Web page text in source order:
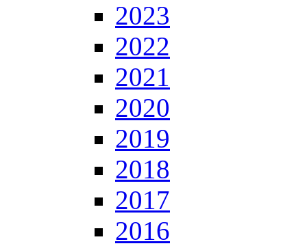
2023
2022
2021
2020
2019
2018
2017
2016